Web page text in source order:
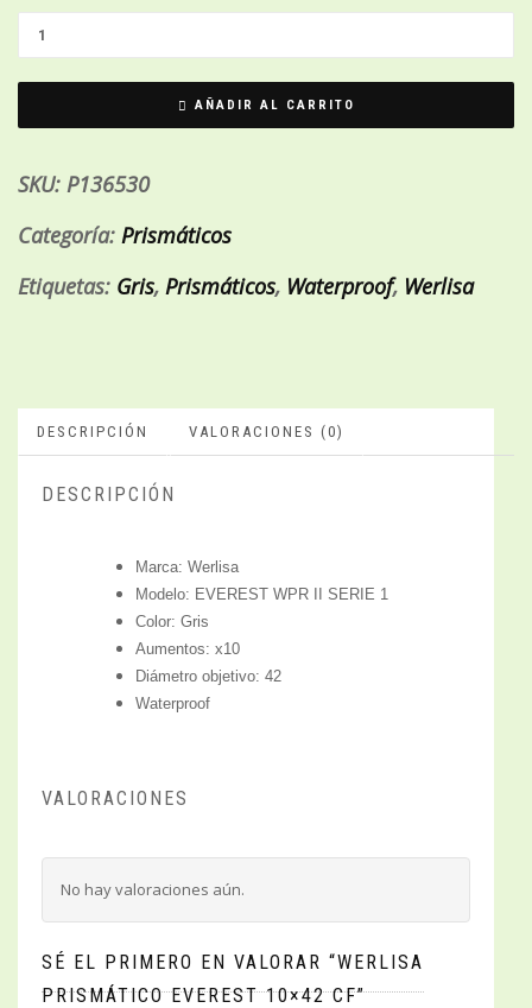
AÑADIR AL CARRITO
SKU: P136530
Categoría: Prismáticos
Etiquetas: Gris, Prismáticos, Waterproof, Werlisa
DESCRIPCIÓN VALORACIONES (0)
DESCRIPCIÓN
Marca: Werlisa
Modelo: EVEREST WPR II SERIE 1
Color: Gris
Aumentos: x10
Diámetro objetivo: 42
Waterproof
VALORACIONES
No hay valoraciones aún.
SÉ EL PRIMERO EN VALORAR “WERLISA
PRISMÁTICO EVEREST 10×42 CF”